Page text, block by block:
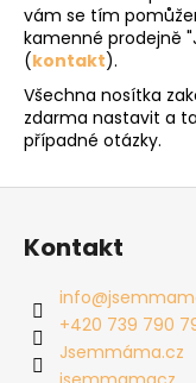
vám se tím
kamenné prodejně
(kontakt).
Všechna nosítka
zdarma nastavit a
případné otázky.
Z
Kontakt
info@
+420 739 790
Jsemmáma.cz